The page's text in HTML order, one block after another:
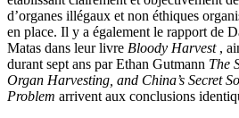
d’organes illégaux et non éthiques
en place. Il y a également le rapport de
Matas dans leur livre Bloody Harvest ,
durant sept ans par Ethan Gutmann The
Organ Harvesting, and China’s Secret
Problem arrivent aux conclusions